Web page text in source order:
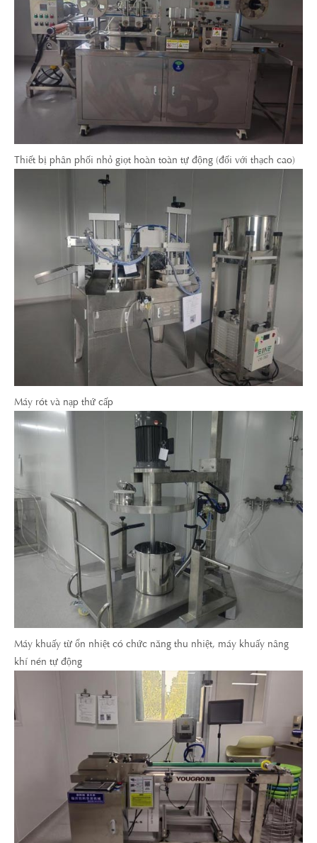
Thiết bị phân phối nhỏ giọt hoàn toàn tự động (đối với thạch cao)
Máy rót và nạp thứ cấp
Máy khuấy từ ổn nhiệt có chức năng thu nhiệt, máy khuấy nâng
khí nén tự động